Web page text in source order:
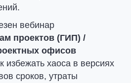
вебинар
проектов (ГИП) /
офисов
избежать хаоса в версиях
сроков, утраты